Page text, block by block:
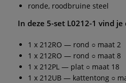
ronde, roodbruine steel
In deze 5-set L0212-1 vind je
1 x 212RO — rond ○ maat 2
1 x 212RO — rond ○ maat 8
1 x 212PL — plat ○ maat 18
1 x 212UB — kattentong ○